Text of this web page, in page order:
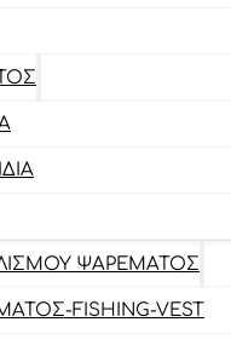
ΨΑΡΈΜΑΤΟΣ
FISHING-VEST